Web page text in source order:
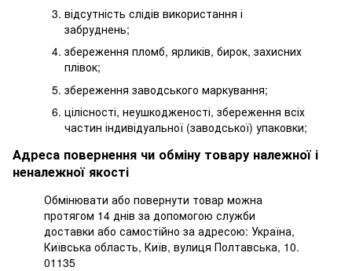
відсутність слідів використання і
забруднень;
збереження пломб, ярликів, бирок, захисних
плівок;
збереження заводського маркування;
цілісності, неушкодженості, збереження всіх
частин індивідуальної (заводської) упаковки;
Адреса повернення чи обміну товару належної і
неналежної якості
Обмінювати або повернути товар можна
протягом 14 днів за допомогою служби
доставки або самостійно за адресою: Україна,
Київська область, Київ, вулиця Полтавська, 10.
01135